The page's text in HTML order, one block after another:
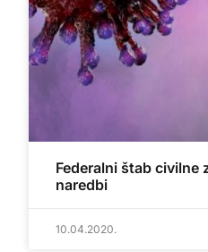
Federalni štab civilne
naredbi
10.04.2020.